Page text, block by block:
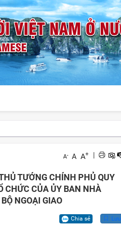
A- A A+ |
TƯỚNG CHÍNH PHỦ QUY
CHỨC CỦA ỦY BAN NHÀ
NGOẠI GIAO
Chia sẻ Lưu